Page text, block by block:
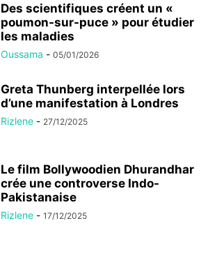
Des scientifiques créent un «
poumon-sur-puce » pour étudier
les maladies
Oussama - 05/01/2026
Greta Thunberg interpellée lors
d’une manifestation à Londres
Rizlene - 27/12/2025
Le film Bollywoodien Dhurandhar
crée une controverse Indo-
Pakistanaise
Rizlene - 17/12/2025